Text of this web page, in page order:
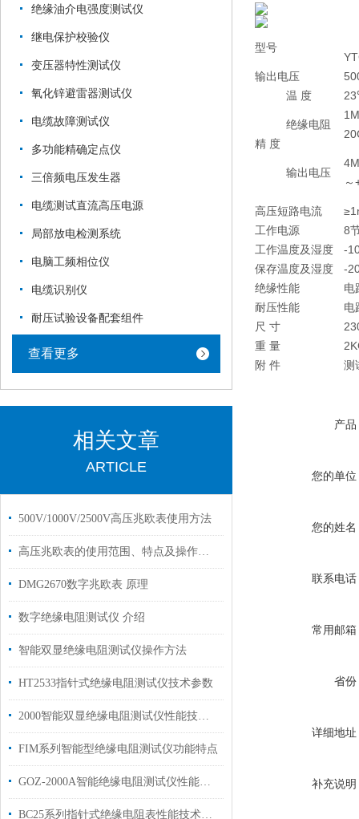
绝缘油介电强度测试仪
继电保护校验仪
变压器特性测试仪
氧化锌避雷器测试仪
电缆故障测试仪
多功能精确定点仪
三倍频电压发生器
电缆测试直流高压电源
局部放电检测系统
电脑工频相位仪
电缆识别仪
耐压试验设备配套组件
查看更多
相关文章
ARTICLE
500V/1000V/2500V高压兆欧表使用方法
高压兆欧表的使用范围、特点及操作方法
DMG2670数字兆欧表 原理
数字绝缘电阻测试仪 介绍
智能双显绝缘电阻测试仪操作方法
HT2533指针式绝缘电阻测试仪技术参数
2000智能双显绝缘电阻测试仪性能技术参数
FIM系列智能型绝缘电阻测试仪功能特点
GOZ-2000A智能绝缘电阻测试仪性能原理技术参数
BC25系列指针式绝缘电阻表性能技术参数
型号
输出电压
精 度
温 度
绝缘电阻
输出电压
～
高压短路电流
工作电源
8
工作温度及湿度
-
保存温度及湿度
-
绝缘性能
电
耐压性能
电
尺 寸
重 量
附 件
测
产品
您的单位
您的姓名
联系电话
常用邮箱
省份
详细地址
补充说明